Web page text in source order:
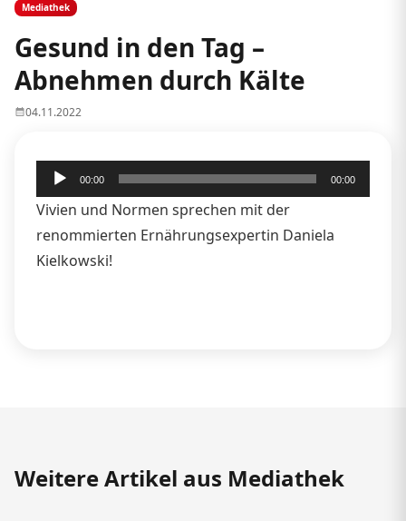
Mediathek
Gesund in den Tag –
Abnehmen durch Kälte
04.11.2022
Audio-
Player
00:00 00:00
Vivien und Normen sprechen mit der
renommierten Ernährungsexpertin Daniela
Kielkowski!
Weitere Artikel aus Mediathek